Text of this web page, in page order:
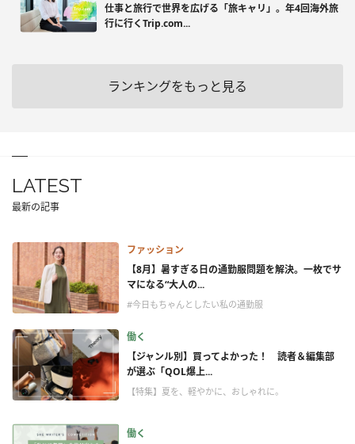
仕事と旅行で世界を広げる「旅キャリ」。年4回海外旅
行に行くTrip.com...
ランキングをもっと見る
LATEST
最新の記事
ファッション
【8月】暑すぎる日の通勤服問題を解決。一枚でサ
マになる“大人の...
#今日もちゃんとしたい私の通勤服
働く
【ジャンル別】買ってよかった！ 読者＆編集部
が選ぶ「QOL爆上...
【特集】夏を、軽やかに、おしゃれに。
働く